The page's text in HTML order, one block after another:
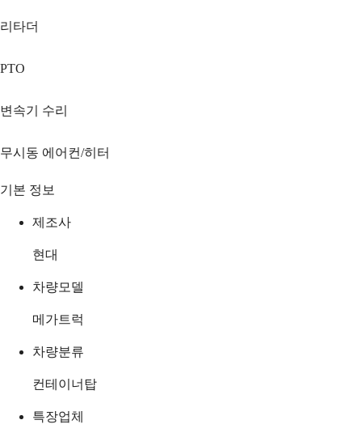
리타더
PTO
변속기 수리
무시동 에어컨/히터
기본 정보
제조사
현대
차량모델
메가트럭
차량분류
컨테이너탑
특장업체